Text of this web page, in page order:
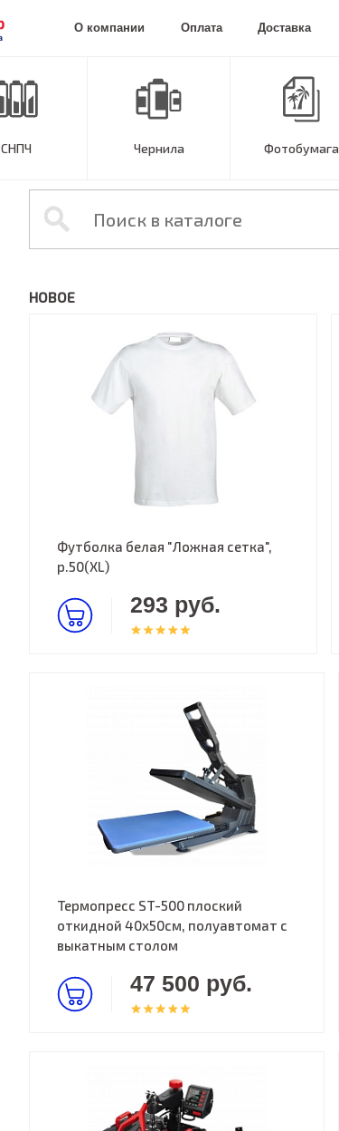
О компании Оплата Доставка
СНПЧ Чернила Фотобумага
НОВОЕ
Футболка белая "Ложная сетка",
р.50(XL)
293 руб.
Термопресс ST-500 плоский
откидной 40х50см, полуавтомат с
выкатным столом
47 500 руб.